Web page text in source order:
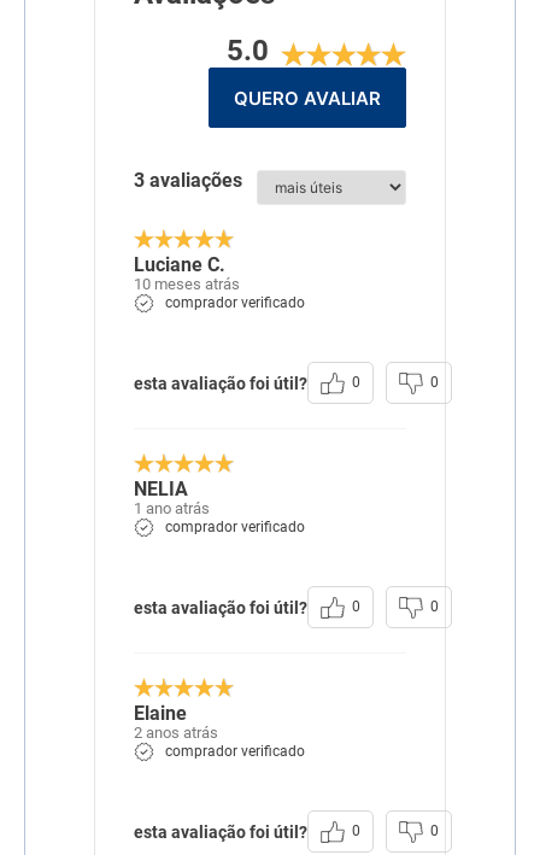
5.0
QUERO AVALIAR
3 avaliações
Luciane C.
10 meses atrás
comprador verificado
esta avaliação foi útil? 0 0
NELIA
1 ano atrás
comprador verificado
esta avaliação foi útil? 0 0
Elaine
2 anos atrás
comprador verificado
esta avaliação foi útil? 0 0